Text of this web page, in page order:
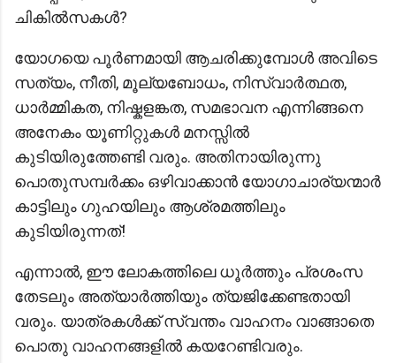
ചികിൽസകൾ?
യോഗയെ പൂർണമായി ആചരിക്കുമ്പോൾ അവിടെ
സത്യം, നീതി, മൂല്യബോധം, നിസ്വാർത്ഥത,
ധാർമ്മികത, നിഷ്കളങ്കത, സമഭാവന എന്നിങ്ങനെ
അനേകം യൂണിറ്റുകൾ മനസ്സിൽ
കുടിയിരുത്തേണ്ടി വരും. അതിനായിരുന്നു
പൊതുസമ്പർക്കം ഒഴിവാക്കാൻ യോഗാചാര്യന്മാർ
കാട്ടിലും ഗുഹയിലും ആശ്രമത്തിലും
കുടിയിരുന്നത്!
എന്നാൽ, ഈ ലോകത്തിലെ ധൂർത്തും പ്രശംസ
തേടലും അത്യാർത്തിയും ത്യജിക്കേണ്ടതായി
വരും. യാത്രകൾക്ക് സ്വന്തം വാഹനം വാങ്ങാതെ
പൊതു വാഹനങ്ങളിൽ കയറേണ്ടിവരും.